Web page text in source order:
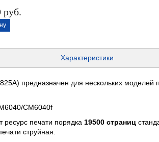
руб.
Характеристики
предназначен для нескольких моделей
CM6040f
печати порядка 19500 страниц
струйная.